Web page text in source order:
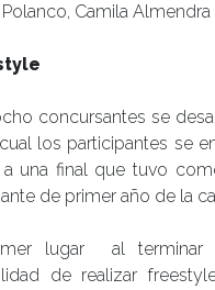
Camila Almendra
concursantes se
los participantes se
a una final que tuvo
de primer año de la
lugar al terminar
de realizar